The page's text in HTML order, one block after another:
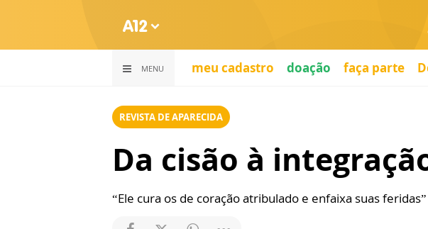
MENU meu cadastro doação faça parte
REVISTA DE APARECIDA
Da cisão à
“Ele cura os de coração atribulado e enfaixa suas